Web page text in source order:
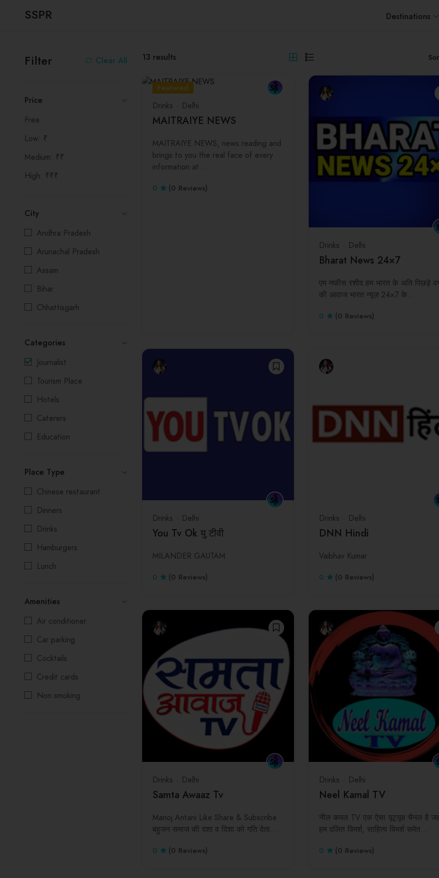
SSPR Destinations
Clear All
Filter
Price
Free
Low: ₹
Medium: ₹₹
High: ₹₹₹
City
Andhra Pradesh
Arunachal Pradesh
Assam
Bihar
Chhattisgarh
Goa
Gujarat
Himachal Pradesh
Jharkhand
Karnataka
Kerala
Madhya Pradesh
Maharashtra
Manipur
Meghalaya
Mizoram
Nagaland
Punjab
Rajasthan
Sikkim
Tamil Nadu
Telangana
Tripura
Categories
Journalist
Tourism Place
Hotels
Caterers
Education
Painters
PG/Hostel
Printers
Real State
Restaurant
School
Cosmetic
Beauty Parlours
Wedding
Hospital
Barber Services
Deep Cleaning
Place Type
Chinese restaurant
Dinners
Drinks
Hamburgers
Lunch
Seafood
Amenities
Air conditioner
Car parking
Cocktails
Credit cards
Non smoking
13 results
Featured
Drinks
Delhi
MAITRAIYE NEWS
MAITRAIYE NEWS, news reading and
brings to you the real face of every
information at…
0
(0 Reviews)
Drinks Delhi
Bharat News 24×7
एम नफीस रशीद हम भारत के अति पिछड़े
की आवाज भारत न्यूज़ 24×7 के…
0
(0 Reviews)
Drinks Delhi
You Tv Ok यु टीवी
MILANDER GAUTAM
0
(0 Reviews)
Drinks Delhi
DNN Hindi
Vaibhav Kumar
0
(0 Reviews)
Drinks Delhi
Samta Awaaz Tv
Manoj Antani Like Share & Subscribe
बहुजन समाज की दशा व दिशा को गति देता…
0
(0 Reviews)
Drinks Delhi
Neel Kamal TV
नील कमल TV एक ऐसा यूट्यूब चैनल है
हम दलित विमर्श, साहित्य विमर्श समेत…
0
(0 Reviews)